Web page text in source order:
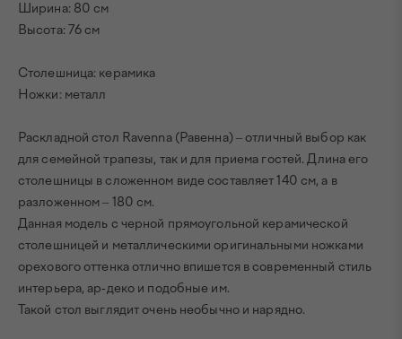
Ширина: 80 см
Высота: 76 см
Столешница: керамика
Ножки: металл
Раскладной стол Ravenna (Равенна) – отличный выбор как
для семейной трапезы, так и для приема гостей. Длина его
столешницы в сложенном виде составляет 140 см, а в
разложенном – 180 см.
Данная модель с черной прямоугольной керамической
столешницей и металлическими оригинальными ножками
орехового оттенка отлично впишется в современный стиль
интерьера, ар-деко и подобные им.
Такой стол выглядит очень необычно и нарядно.